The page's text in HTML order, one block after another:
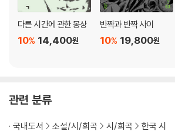
다른 시간에 관한 몽상
14,400원
10%
반짝과 반짝 사이
19,800원
10%
관련 분류
국내도서 소설/시/희곡 시/희곡 한국 시